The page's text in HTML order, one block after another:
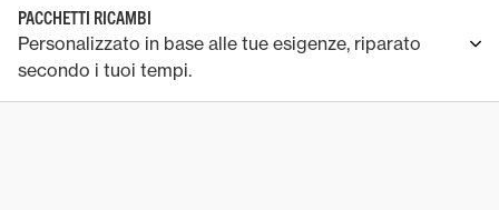
PACCHETTI RICAMBI
Personalizzato in base alle tue esigenze, riparato
secondo i tuoi tempi.